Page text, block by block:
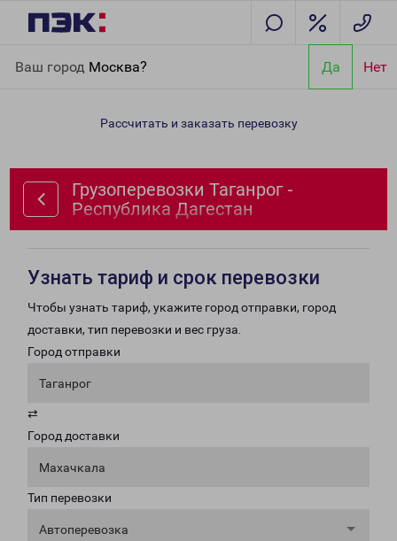
Ваш город Москва? Да Нет
Дагестан
Рассчитать и заказать перевозку
Грузоперевозки Таганрог -
Республика Дагестан
Узнать тариф и срок перевозки
Чтобы узнать тариф, укажите город отправки, город
доставки, тип перевозки и вес груза.
Город отправки
Таганрог
⇄
Город доставки
Махачкала
Тип перевозки
Автоперевозка